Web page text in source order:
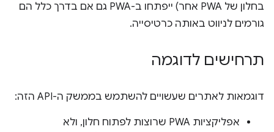
בחלון של PWA אחר) ייפתחו ב-PWA גם אם בדרך כלל הם
גורמים לניווט באותה כרטיסייה.
תרחישים לדוגמה
דוגמאות לאתרים שעשויים להשתמש בממשק ה-API הזה:
אפליקציות PWA שרוצות לפתוח חלון, ולא